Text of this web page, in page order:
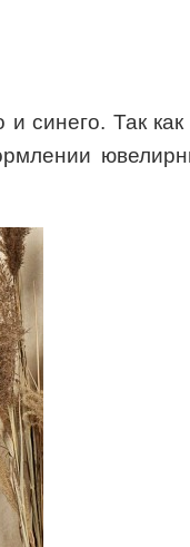
Так